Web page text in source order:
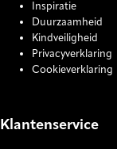
Inspiratie
Duurzaamheid
Kindveiligheid
Privacyverklaring
Cookieverklaring
Klantenservice